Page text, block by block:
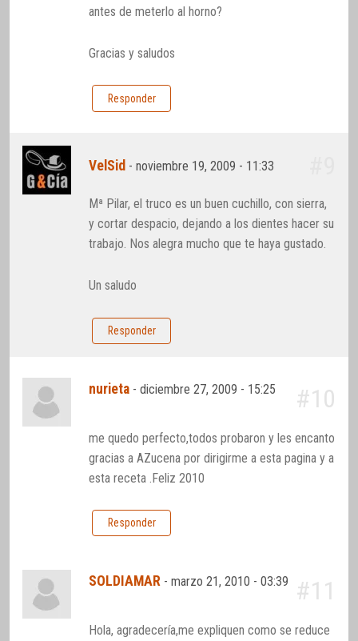
antes de meterlo al horno?
Gracias y saludos
Responder
VelSid -noviembre 19, 2009 - 11:33
Mª Pilar, el truco es un buen cuchillo, con sierra,
y cortar despacio, dejando a los dientes hacer su
trabajo. Nos alegra mucho que te haya gustado.
Un saludo
Responder
nurieta -diciembre 27, 2009 - 15:25 #10
me quedo perfecto,todos probaron y les encanto
gracias a AZucena por dirigirme a esta pagina y a
esta receta .Feliz 2010
Responder
SOLDIAMAR -marzo 21, 2010 - 03:39 #11
Hola, agradecería,me expliquen como se reduce